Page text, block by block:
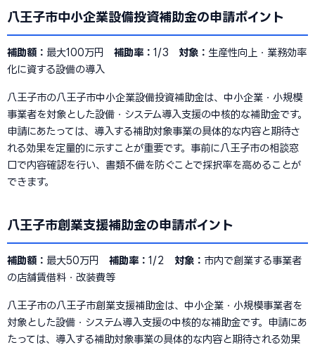
八王子市中小企業設備投資補助金の申請ポイント
補助額： 最大100万円 補助率： 1/3 対象： 生産性向上・業務効率
化に資する設備の導入
八王子市の八王子市中小企業設備投資補助金は、中小企業・小規模
事業者を対象とした設備・システム導入支援の中核的な補助金です。
申請にあたっては、導入する補助対象事業の具体的な内容と期待さ
れる効果を定量的に示すことが重要です。事前に八王子市の相談窓
口で内容確認を行い、書類不備を防ぐことで採択率を高めることが
できます。
八王子市創業支援補助金の申請ポイント
補助額： 最大50万円 補助率： 1/2 対象： 市内で創業する事業者
の店舗賃借料・改装費等
八王子市の八王子市創業支援補助金は、中小企業・小規模事業者を
対象とした設備・システム導入支援の中核的な補助金です。申請にあ
たっては、導入する補助対象事業の具体的な内容と期待される効果